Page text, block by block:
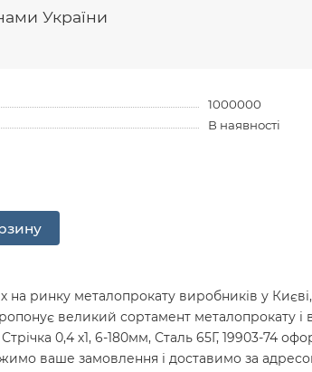
України
1000000
В наявності
ринку металопрокату виробників у
великий сортамент металопрокату
0,4 х1, 6-180мм, Сталь 65Г, 19903-74
ваше замовлення і доставимо за